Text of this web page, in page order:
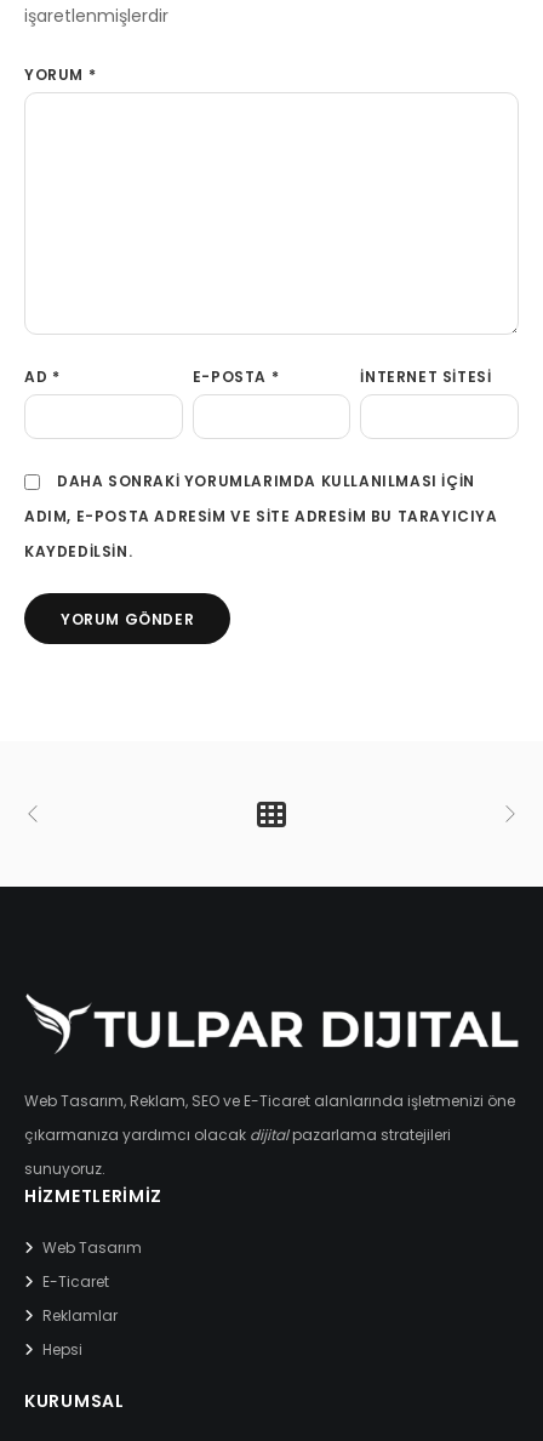
işaretlenmişlerdir
YORUM *
AD * E-POSTA * İNTERNET SITESI
DAHA SONRAKI YORUMLARIMDA KULLANILMASI IÇIN
ADIM, E-POSTA ADRESIM VE SITE ADRESIM BU TARAYICIYA
KAYDEDILSIN.
Web Tasarım, Reklam, SEO ve E-Ticaret alanlarında işletmenizi öne
çıkarmanıza yardımcı olacak dijitalpazarlama stratejileri
sunuyoruz.
HIZMETLERIMIZ
Web Tasarım
E-Ticaret
Reklamlar
Hepsi
KURUMSAL